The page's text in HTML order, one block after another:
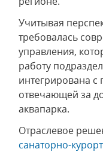
Учитывая
требовалась
управления,
работу
интегрирована
отвечающей за
аквапарка.
Отраслевое
санаторно-